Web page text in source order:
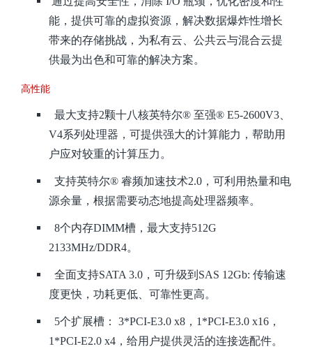
能，提供可靠的虚拟资源，解决数据爆炸性增长
带来的存储挑战，为私有云、公共云与混合云提
供最为出色和可靠的解决方案。
高性能
最大支持2颗十八核英特尔® 至强® E5-2600V3、
V4系列处理器，可提供强大的计算能力，帮助用
户应对较重的计算压力。
支持英特尔® 睿频加速技术2.0，可利用热量和电
源余量，根据需要动态地提高处理器频率。
8个内存DIMM槽，最大支持512G
2133MHz/DDR4。
全面支持SATA 3.0，可升级到SAS 12Gb: 传输速
度更快，功耗更低、可靠性更高。
5个扩展槽： 3*PCI-E3.0 x8，1*PCI-E3.0 x16，
1*PCI-E2.0 x4，给用户提供灵活的连接选配件。